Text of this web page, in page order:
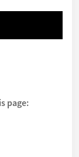
page: